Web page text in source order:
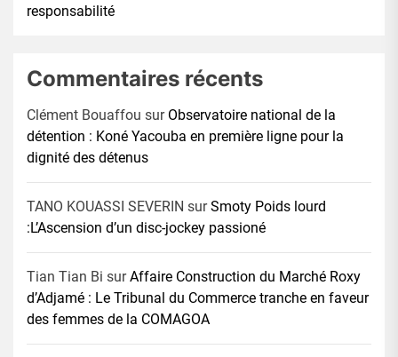
responsabilité
Commentaires récents
Clément Bouaffou sur Observatoire national de la
détention : Koné Yacouba en première ligne pour la
dignité des détenus
TANO KOUASSI SEVERIN surSmoty Poids lourd
:L’Ascension d’un disc-jockey passioné
Tian Tian Bi surAffaire Construction du Marché Roxy
d’Adjamé : Le Tribunal du Commerce tranche en faveur
des femmes de la COMAGOA